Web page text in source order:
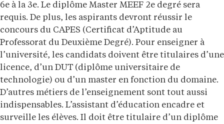
6e à la 3e. Le diplôme Master MEEF 2e degré sera
requis. De plus, les aspirants devront réussir le
concours du CAPES (Certificat d’Aptitude au
Professorat du Deuxième Degré). Pour enseigner à
l’université, les candidats doivent être titulaires d’une
licence, d’un DUT (diplôme universitaire de
technologie) ou d’un master en fonction du domaine.
D’autres métiers de l’enseignement sont tout aussi
indispensables. L’assistant d’éducation encadre et
surveille les élèves. Il doit être titulaire d’un diplôme